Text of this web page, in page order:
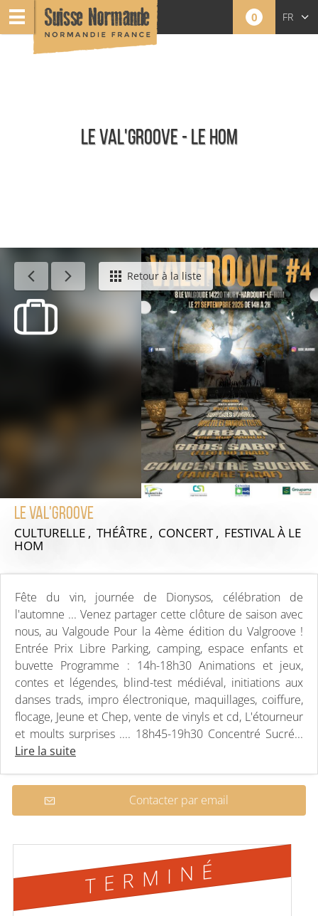
0 FR
LE VAL'GROOVE - LE HOM
Événements Retour à la liste
Le Val'groove
CULTURELLE , THÉÂTRE , CONCERT , FESTIVALÀ LE
HOM
Fête du vin, journée de Dionysos, célébration de
l'automne ... Venez partager cette clôture de saison avec
nous, au Valgoude Pour la 4ème édition du Valgroove !
Entrée Prix Libre Parking, camping, espace enfants et
buvette Programme : 14h-18h30 Animations et jeux,
contes et légendes, blind-test médiéval, initiations aux
danses trads, impro électronique, maquillages, coiffure,
flocage, Jeune et Chep, vente de vinyls et cd, L'étourneur
et moults surprises .... 18h45-19h30 Concentré Sucré...
Lire la suite
Contacter par email
TERMINÉ